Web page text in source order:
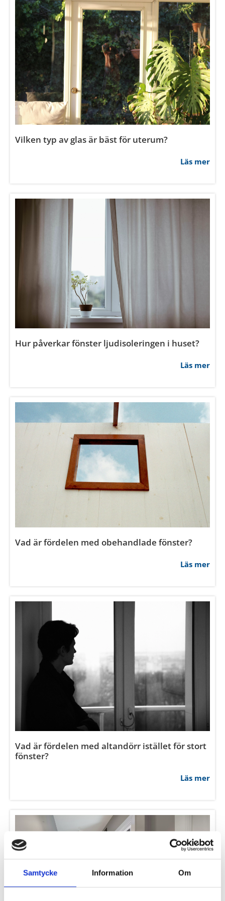
Dessa kan i sin tur kombinera informationen med annan
information som du har tillhandahållit eller som de har
samlat in när du har använt deras tjänster.
Samtyckesval
Nödvändig
Inställningar
Statistik
Tillåt urval
Avvisa
Vilken typ av glas är bäst för uterum?
Läs mer
Hur påverkar fönster ljudisoleringen i huset?
Läs mer
Vad är fördelen med obehandlade fönster?
Läs mer
Vad är fördelen med altandörr istället för stort
fönster?
Läs mer